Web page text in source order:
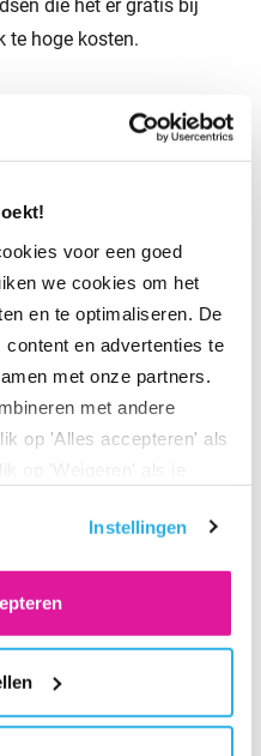
voor een goed
we cookies om het
en te optimaliseren. De
en advertenties te
met onze partners.
met andere
op 'Alles accepteren' als
altijd je toestemming
Instellingen
die het er gratis bij
te hoge kosten.
pensioeninzicht en
ik. De gekozen oplossing
totaal financieel advies
van BeFrank.
opinie-artikelen van
pensioen.